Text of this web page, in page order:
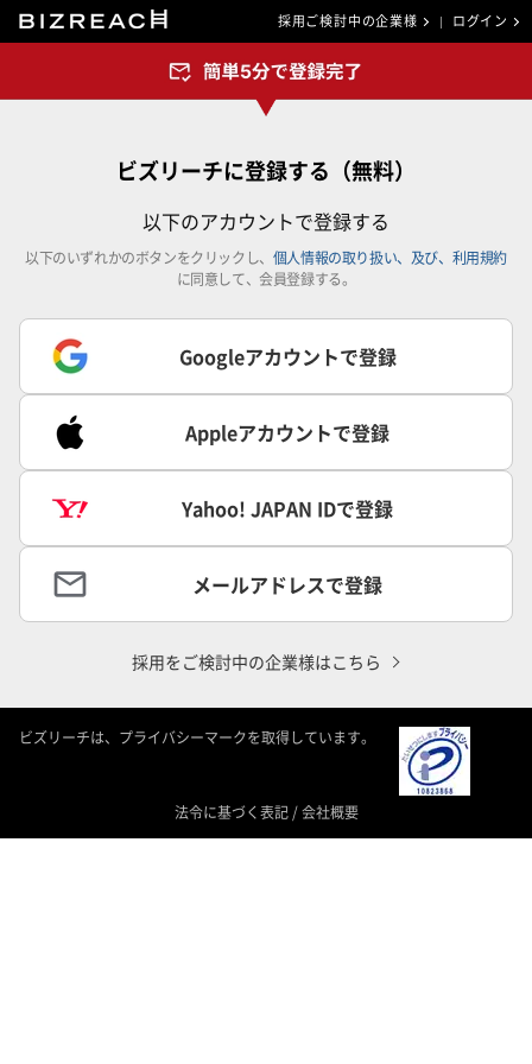
採用ご検討中の企業様 ログイン
ビズリーチに登録する（無料）
以下のアカウントで登録する
以下のいずれかのボタンをクリックし、 個人情報の取り扱い、及び、利用規約
に同意して、会員登録する。
Googleアカウントで登録
Appleアカウントで登録
Yahoo! JAPAN IDで登録
メールアドレスで登録
採用をご検討中の企業様はこちら
ビズリーチは、プライバシーマークを取得しています。
法令に基づく表記 /会社概要